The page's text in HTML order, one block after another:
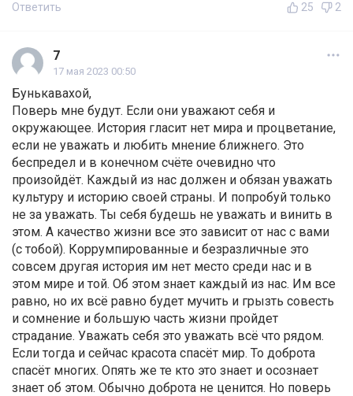
Ответить 25 2
7
17 мая 2023 00:50
Бунькавахой,
Поверь мне будут. Если они уважают себя и
окружающее. История гласит нет мира и процветание,
если не уважать и любить мнение ближнего. Это
беспредел и в конечном счёте очевидно что
произойдёт. Каждый из нас должен и обязан уважать
культуру и историю своей страны. И попробуй только
не за уважать. Ты себя будешь не уважать и винить в
этом. А качество жизни все это зависит от нас с вами
(с тобой). Коррумпированные и безразличные это
совсем другая история им нет место среди нас и в
этом мире и той. Об этом знает каждый из нас. Им все
равно, но их всё равно будет мучить и грызть совесть
и сомнение и большую часть жизни пройдет
страдание. Уважать себя это уважать всё что рядом.
Если тогда и сейчас красота спасёт мир. То доброта
спасёт многих. Опять же те кто это знает и осознает
знает об этом. Обычно доброта не ценится. Но поверь